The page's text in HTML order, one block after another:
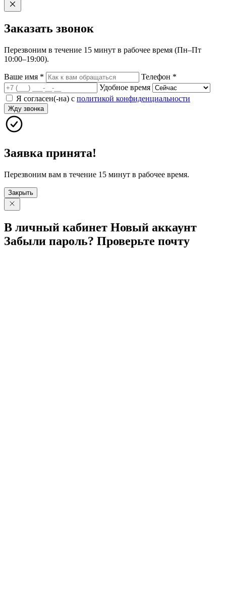
Заказать звонок
Перезвоним в течение 15 минут в рабочее время (Пн–Пт
10:00–19:00).
Ваше имя * Телефон *
Удобное время
Я согласен(-на) с политикой конфиденциальности
Жду звонка
Заявка принята!
Перезвоним вам в течение 15 минут в рабочее время.
Закрыть
В личный кабинет Новый аккаунт
Забыли пароль? Проверьте почту